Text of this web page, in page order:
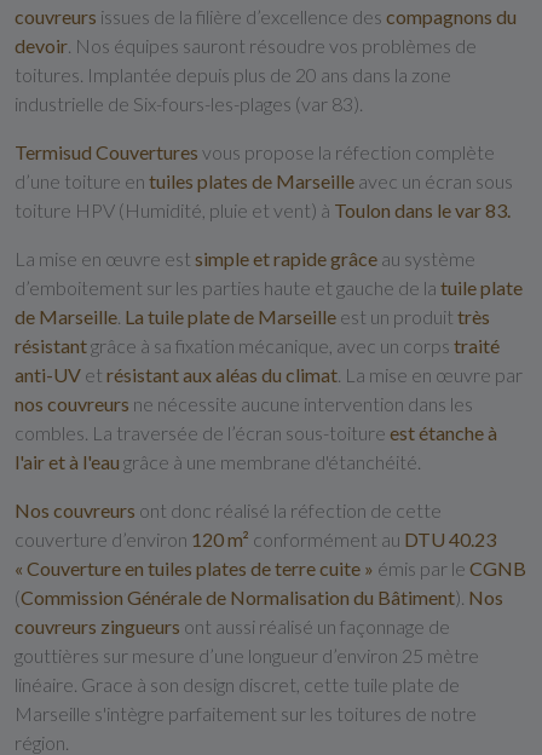
couvreurs issues de la filière d’excellence des compagnons du
devoir . Nos équipes sauront résoudre vos problèmes de
toitures. Implantée depuis plus de 20 ans dans la zone
industrielle de Six-fours-les-plages (var 83).
Termisud Couvertures vous propose la réfection complète
d’une toiture en tuiles plates de Marseille avec un écran sous
toiture HPV (Humidité, pluie et vent) à Toulon dans le var 83.
La mise en œuvre est simple et rapide grâce au système
d’emboitement sur les parties haute et gauche de la tuile plate
de Marseille La tuile plate de Marseille est un produit très
résistantgrâce à sa fixation mécanique, avec un corps traité
anti-UV et résistantaux aléas du climat . La mise en œuvre par
nos couvreurs ne nécessite aucune intervention dans les
combles. La traversée de l’écran sous-toiture est étanche à
l'airet à l'eau grâce à une membrane d'étanchéité.
Nos couvreurs ont donc réalisé la réfection de cette
couverture d’environ 120 m² conformément au DTU 40.23
« Couverture en tuiles plates de terre cuite » émis par le CGNB
(Commission Générale de Normalisation du Bâtiment). Nos
couvreurs zingueurs ont aussi réalisé un façonnage de
gouttières sur mesure d’une longueur d’environ 25 mètre
linéaire. Grace à son design discret, cette tuile plate de
Marseille s'intègre parfaitement sur les toitures de notre
région.